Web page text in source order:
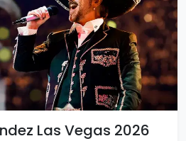
Las Vegas 2026